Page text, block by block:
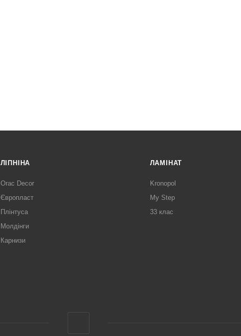
ЛІПНІНА
Orac Decor
Європласт
Плінтуса
Молдінги
Карнизи
ЛАМІНАТ
Kronopol
My Step
33 клас